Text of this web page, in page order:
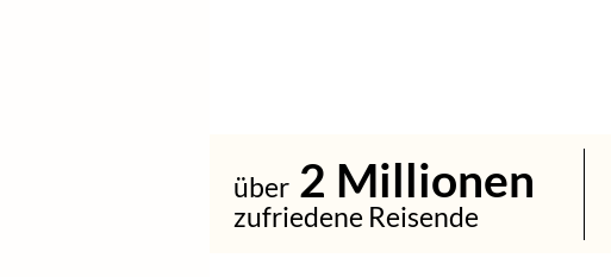
über 2 Millionen
zufriedene Reisende